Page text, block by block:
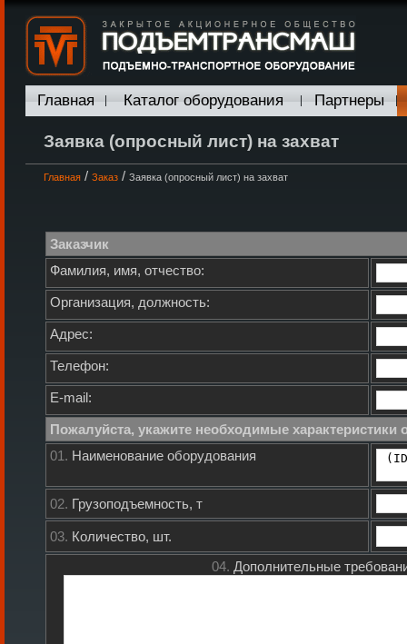
Главная Каталог оборудования Партнеры
Заявка (опросный лист) на захват
Главная / Заказ / Заявка (опросный лист) на захват
Заказчик
Фамилия, имя, отчество:
Организация, должность:
Адрес:
Телефон:
E-mail:
Пожалуйста, укажите необходимые характеристики
01. Наименование оборудования
02. Грузоподъемность, т
03. Количество, шт.
04. Дополнительные